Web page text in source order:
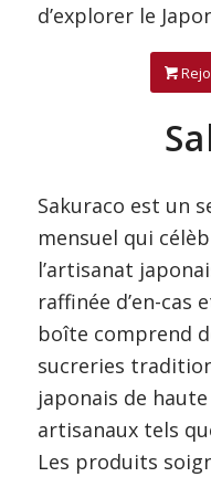
d’explorer le
Sakuraco est un
mensuel qui
l’artisanat
raffinée d’en-cas
boîte comprend
sucreries
japonais de
artisanaux tels
Les produits